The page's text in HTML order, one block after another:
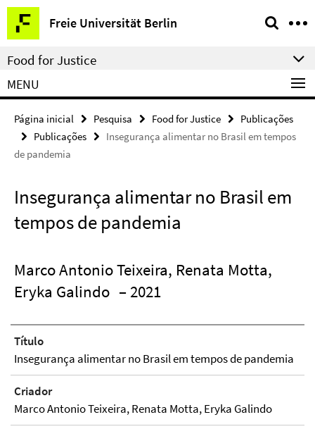
Springe
direkt
zu
Inhalt
Freie Universität Berlin
Serviço
de
navegação
Food for Justice
MENU
Página inicial Pesquisa Food for Justice
Publicações
Publicações
Insegurança alimentar no Brasil em tempos
de pandemia
Insegurança alimentar no Brasil em
tempos de pandemia
Marco Antonio Teixeira, Renata Motta,
Eryka Galindo – 2021
Título
Insegurança alimentar no Brasil em tempos de pandemia
Criador
Marco Antonio Teixeira, Renata Motta, Eryka Galindo